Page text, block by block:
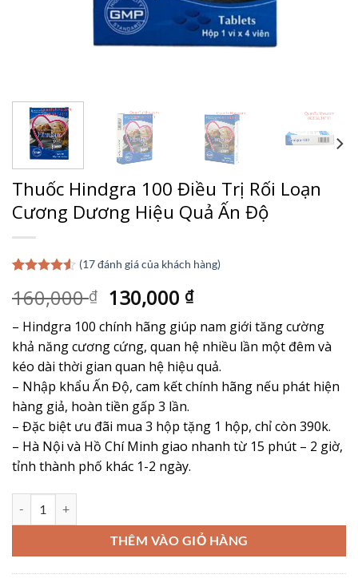
Thuốc Hindgra 100 Điều Trị Rối Loạn
Cương Dương Hiệu Quả Ấn Độ
5 dựa trên
đánh giá
(17đánh giá của khách hàng)
160,000₫ Giá
gốc
là:
160,000 ₫.
130,000 ₫Giá
tại
là:
130,000 ₫.
– Hindgra 100 chính hãng giúp nam giới tăng cường
khả năng cương cứng, quan hệ nhiều lần một đêm và
kéo dài thời gian quan hệ hiệu quả.
– Nhập khẩu Ấn Độ, cam kết chính hãng nếu phát hiện
hàng giả, hoàn tiền gấp 3 lần.
– Đặc biệt ưu đãi mua 3 hộp tặng 1 hộp, chỉ còn 390k.
– Hà Nội và Hồ Chí Minh giao nhanh từ 15 phút – 2 giờ,
tỉnh thành phố khác 1-2 ngày.
THÊM VÀO GIỎ HÀNG